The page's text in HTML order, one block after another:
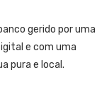
gerido por uma
e com uma
pura e local.